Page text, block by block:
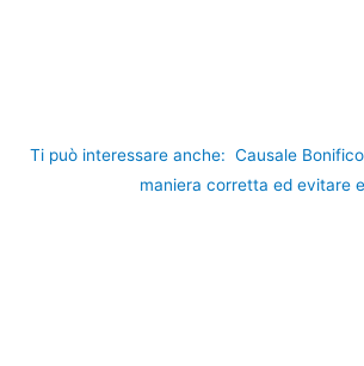
Ti può interessare anche: Causale
maniera corretta ed evitare